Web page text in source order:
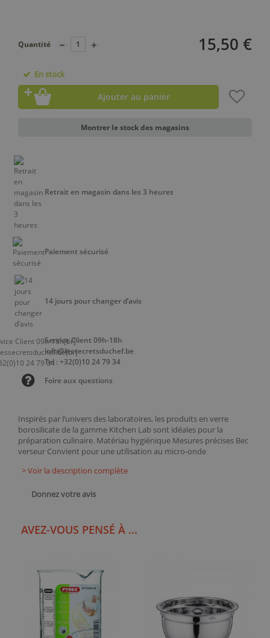
Inspirés par l’univers des laboratoires, les produits en verre
borosilicate de la gamme Kitchen Lab sont idéales pour la
préparation culinaire. Matériau hygiénique Mesures précises Bec
verseur Convient pour une utilisation au micro-onde
> Voir la description complète
Donnez votre avis
15,50 €
Quantité
En stock
Ajouter au panier
Montrer le stock des magasins
Retrait en magasin dans les 3 heures
Paiement sécurisé
14 jours pour changer d’avis
Service Client 09h-18h
info@lessecretsduchef.be
Tel : +32(0)10 24 79 34
Foire aux questions
AVEZ-VOUS PENSÉ À ...